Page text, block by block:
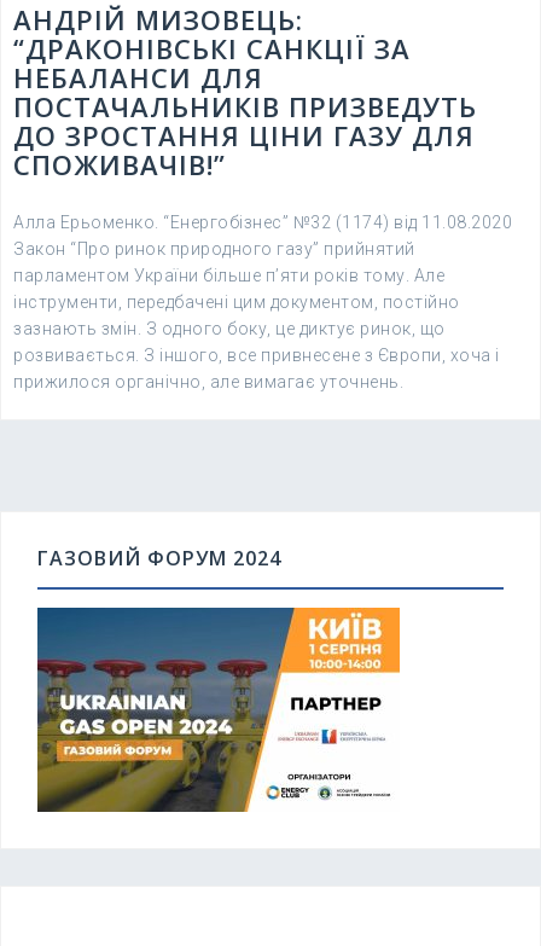
АНДРІЙ МИЗОВЕЦЬ:
“ДРАКОНІВСЬКІ САНКЦІЇ ЗА
НЕБАЛАНСИ ДЛЯ
ПОСТАЧАЛЬНИКІВ ПРИЗВЕДУТЬ
ДО ЗРОСТАННЯ ЦІНИ ГАЗУ ДЛЯ
СПОЖИВАЧІВ!”
Алла Ерьоменко. “Енергобізнес” №32 (1174) від 11.08.2020
Закон “Про ринок природного газу” прийнятий
парламентом України більше п’яти років тому. Але
інструменти, передбачені цим документом, постійно
зазнають змін. З одного боку, це диктує ринок, що
розвивається. З іншого, все привнесене з Європи, хоча і
прижилося органічно, але вимагає уточнень.
ГАЗОВИЙ ФОРУМ 2024